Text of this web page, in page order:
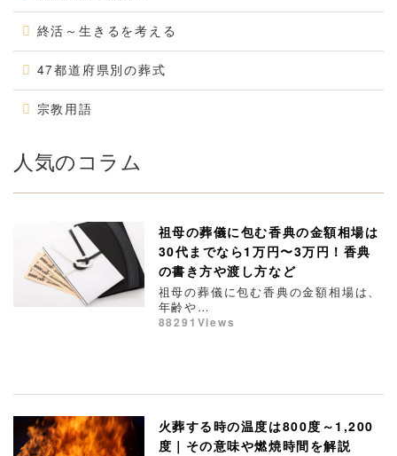
終活～生きるを考える
47都道府県別の葬式
宗教用語
人気のコラム
祖母の葬儀に包む香典の金額相場は
30代までなら1万円〜3万円！香典
の書き方や渡し方など
祖母の葬儀に包む香典の金額相場は、
年齢や…
88291Views
火葬する時の温度は800度～1,200
度｜その意味や燃焼時間を解説